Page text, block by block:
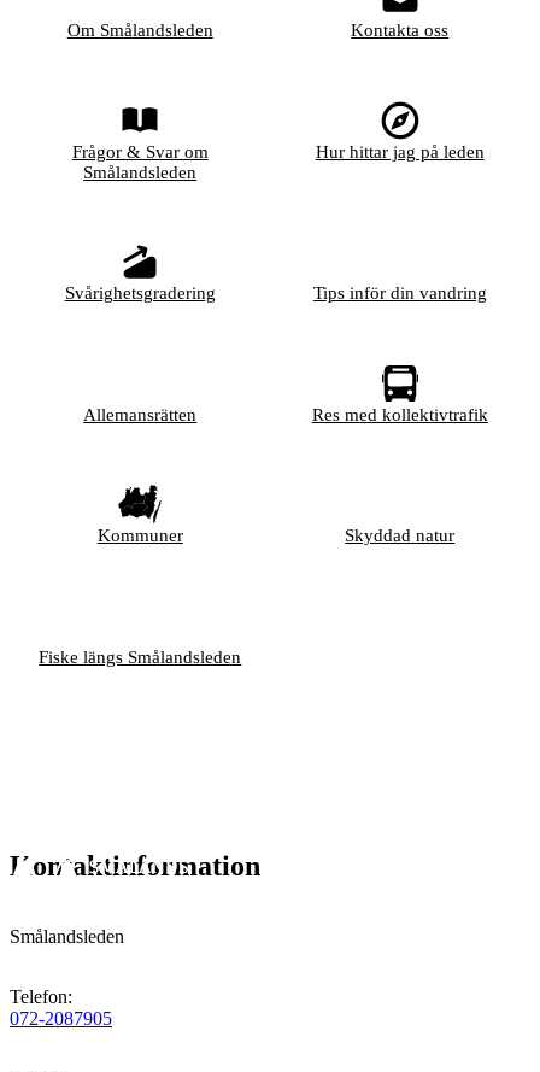
Om Smålandsleden Kontakta oss
Frågor & Svar om
Smålandsleden
Hur hittar jag på leden
Svårighetsgradering Tips inför din vandring
Allemansrätten Res med kollektivtrafik
Kommuner Skyddad natur
Fiske längs Smålandsleden
Kontaktinformation
Smålandsleden
Telefon:
072-2087905